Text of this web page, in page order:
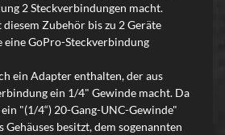
2 Steckverbindungen macht.
Zubehör bis zu 2 Geräte
eine GoPro-Steckverbindung
ein Adapter enthalten, der aus
ein 1/4" Gewinde macht. Da
"(1/4“) 20-Gang-UNC-Gewinde"
Gehäuses besitzt, dem sogenannten